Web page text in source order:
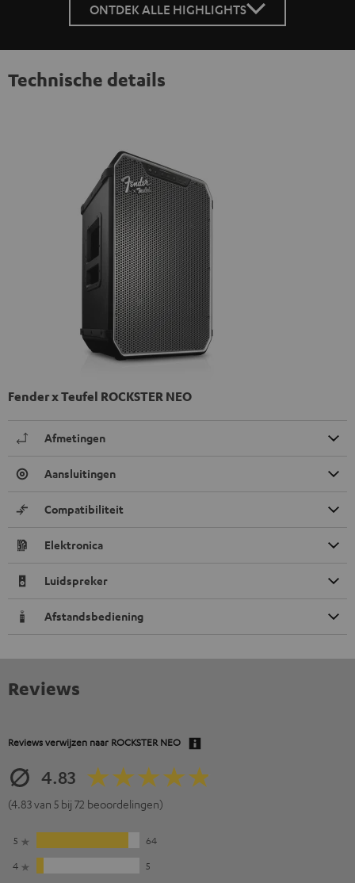
ONTDEK ALLE HIGHLIGHTS
Technische details
Fender x Teufel ROCKSTER NEO
Afmetingen
Aansluitingen
Compatibiliteit
Elektronica
Luidspreker
Afstandsbediening
Reviews
Reviews verwijzen naar ROCKSTER NEO
4.83
(4.83 van 5 bij 72 beoordelingen)
5
64
4
5